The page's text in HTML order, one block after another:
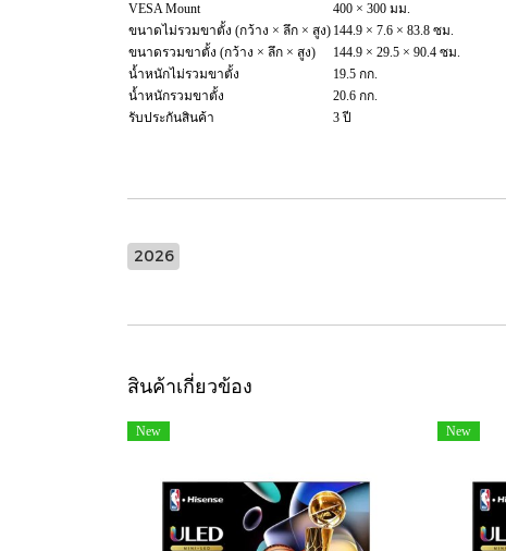
VESA Mount
400 × 300 มม.
ขนาดไม่รวมขาตั้ง (กว้าง × ลึก × สูง) 144.9 × 7.6 × 83.8 ซม.
ขนาดรวมขาตั้ง (กว้าง × ลึก × สูง)
144.9 × 29.5 × 90.4 ซม.
น้ำหนักไม่รวมขาตั้ง
19.5 กก.
น้ำหนักรวมขาตั้ง
20.6 กก.
รับประกันสินค้า
3 ปี
2026
สินค้าเกี่ยวข้อง
New New